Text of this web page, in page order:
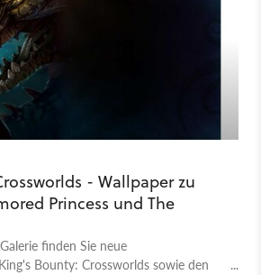
- Wallpaper zu
Princess und The
finden Sie neue
Bounty: Crossworlds sowie den